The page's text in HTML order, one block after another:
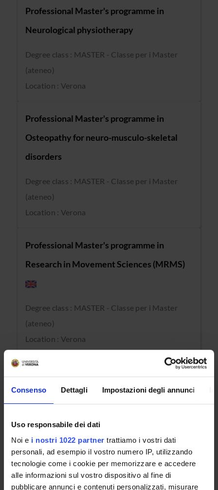
Consenso Dettagli Impostazioni degli annunci
Uso responsabile dei dati
Noi e i nostri 1022 partner trattiamo i vostri dati
personali, ad esempio il vostro numero IP, utilizzando
tecnologie come i cookie per memorizzare e accedere
alle informazioni sul vostro dispositivo al fine di
pubblicare annunci e contenuti personalizzati, misurare
Professional Master's programme in
Neurological physiotherapy
Degree class : MASTER - Classe per i Master
(ateneo)
Location : Verona
Professional Master's programme in
Osteopathy for neuro-musculo-skeletal
disorders
Degree class : MASTER - Classe per i Master
(ateneo)
Location : Verona
Professional Master's programme in
Research in Movement Sciences (MRMS)
Degree class : MASTER - Classe per i Master
(ateneo)
Location : Verona
complessa
(ateneo)
Location : Verona
Master in Meccanismi rigenerativi